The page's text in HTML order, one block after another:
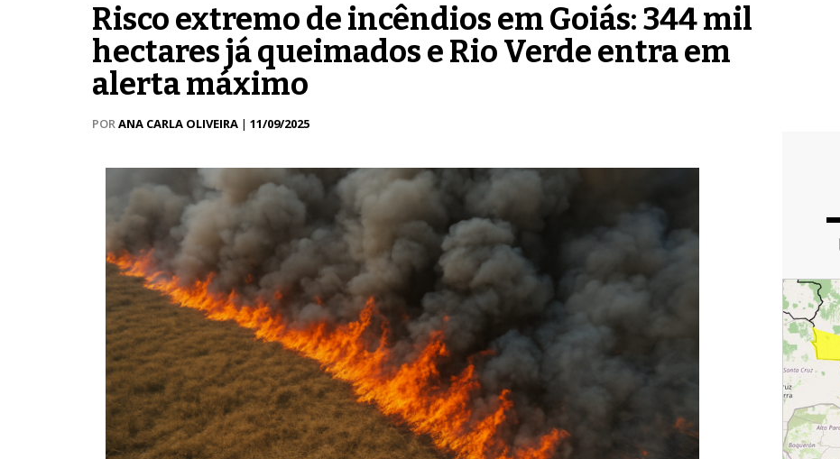
Risco extremo de incêndios em Goiás: 344 mil
hectares já queimados e Rio Verde entra em
alerta máximo
PORANA CARLA OLIVEIRA | 11/09/2025